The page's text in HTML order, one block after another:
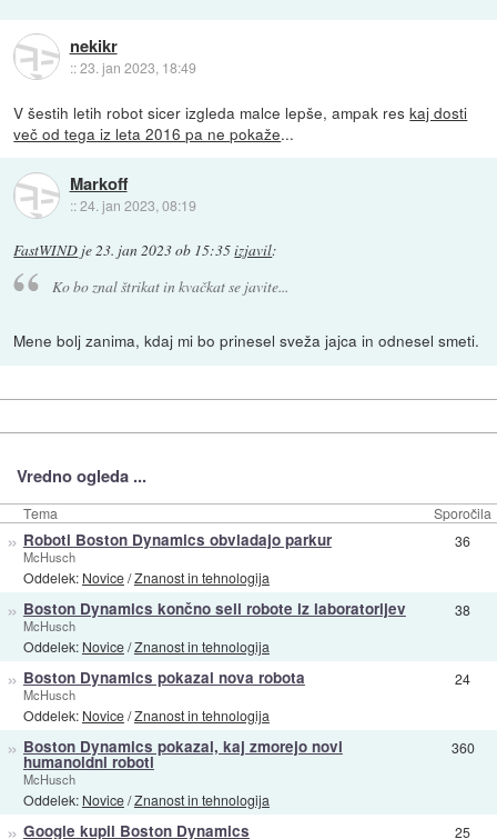
nekikr
::23. jan 2023, 18:49
V šestih letih robot sicer izgleda malce lepše, ampak reskaj dosti
več od tega iz leta 2016 pa ne pokaže...
Markoff
::24. jan 2023, 08:19
FastWIND je23. jan 2023 ob 15:35izjavil:
Ko bo znal štrikat in kvačkat se javite...
Mene bolj zanima, kdaj mi bo prinesel sveža jajca in odnesel smeti.
Vredno ogleda ...
Tema Sporočila
» Roboti Boston Dynamics obvladajo parkur
McHusch
Oddelek: Novice/Znanost in tehnologija
36
» Boston Dynamics končno seli robote iz laboratorijev
McHusch
Oddelek: Novice/Znanost in tehnologija
38
» Boston Dynamics pokazal nova robota
McHusch
Oddelek: Novice/Znanost in tehnologija
24
» Boston Dynamics pokazal, kaj zmorejo novi
humanoidni roboti
McHusch
Oddelek: Novice/Znanost in tehnologija
360
» Google kupil Boston Dynamics 25